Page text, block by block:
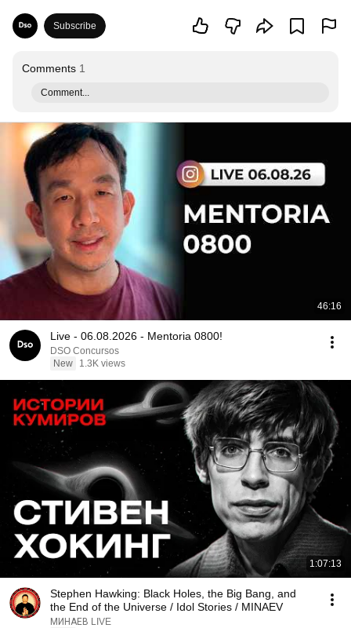
Subscribe
Comments 1
Comment...
46:16
Live - 06.08.2026 - Mentoria 0800!
DSO Concursos
New
1.3K views
1:07:13
Stephen Hawking: Black Holes, the Big Bang, and
the End of the Universe / Idol Stories / MINAEV
МИНАЕВ LIVE